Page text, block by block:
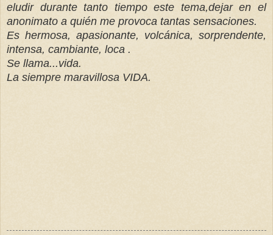
eludir durante tanto tiempo este tema,dejar en el
anonimato a quién me provoca tantas sensaciones.
Es hermosa, apasionante, volcánica, sorprendente,
intensa, cambiante, loca .
Se llama...vida.
La siempre maravillosa VIDA.